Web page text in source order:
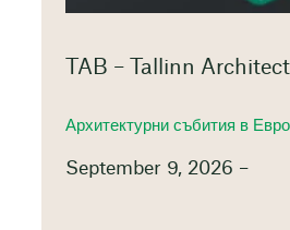
TAB – Tallinn
Архитектурни събития в
September 9, 2026 –